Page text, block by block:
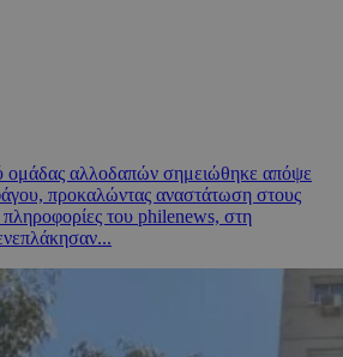
ομάδας αλλοδαπών σημειώθηκε απόψε
προκαλώντας αναστάτωση στους
του philenews, στη